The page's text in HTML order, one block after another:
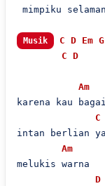
mimpiku
Musik C D Em G
C D
Am
karena kau bagai
C
intan berlian
Am
melukis warna
D